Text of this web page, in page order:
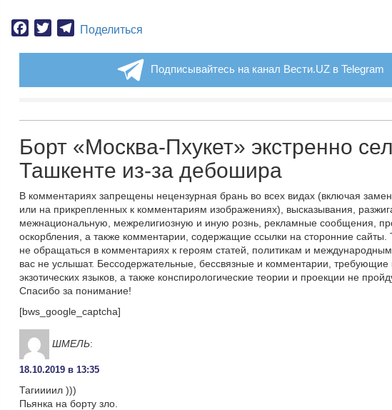
Facebook
TwitterTelegram
Поделиться
Подписывайтесь на канал Вести.UZ в Telegram
Борт «Москва-Пхукет» экстренно
Ташкенте из-за дебошира
В комментариях запрещены нецензурная брань во всех видах (включая
или на прикрепленных к комментариям изображениях), высказывания,
межнациональную, межрелигиозную и иную рознь, рекламные сообщения,
оскорбления, а также комментарии, содержащие ссылки на сторонние сайты.
не обращаться в комментариях к героям статей, политикам и
вас не услышат. Бессодержательные, бессвязные и комментарии, требующие
экзотических языков, а также конспирологические теории и проекции не
Спасибо за понимание!
[bws_google_captcha]
ШМЕЛЬ:
18.10.2019 в 13:35
Тагиииил )))
Пьянка на борту зло.